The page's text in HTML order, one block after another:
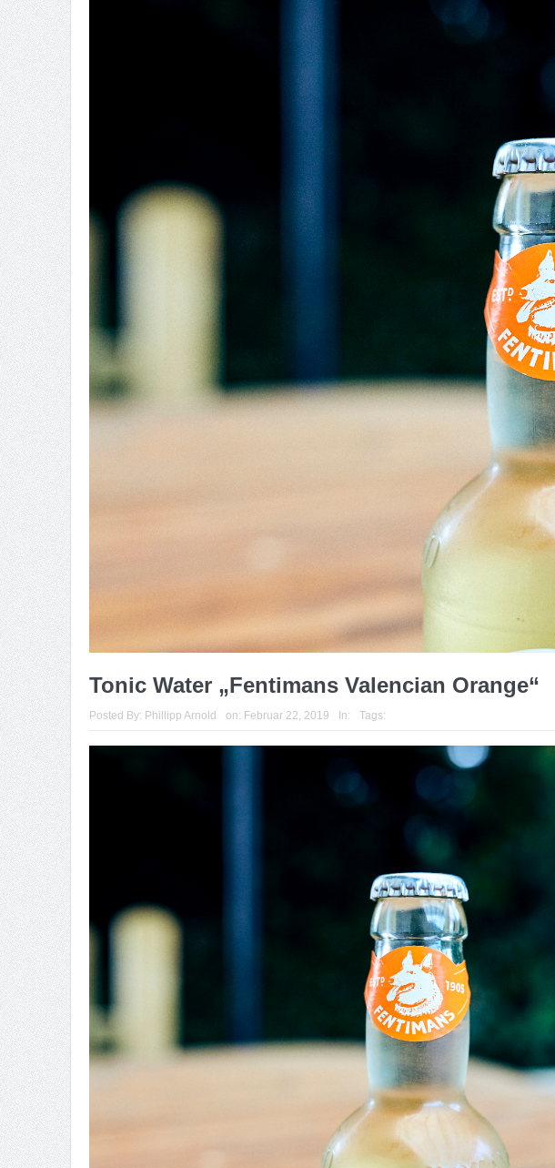
Tonic Water „Fentimans Valencian Orange“
Posted By: Phillipp Arnold on: Februar 22, 2019 In: Tags: